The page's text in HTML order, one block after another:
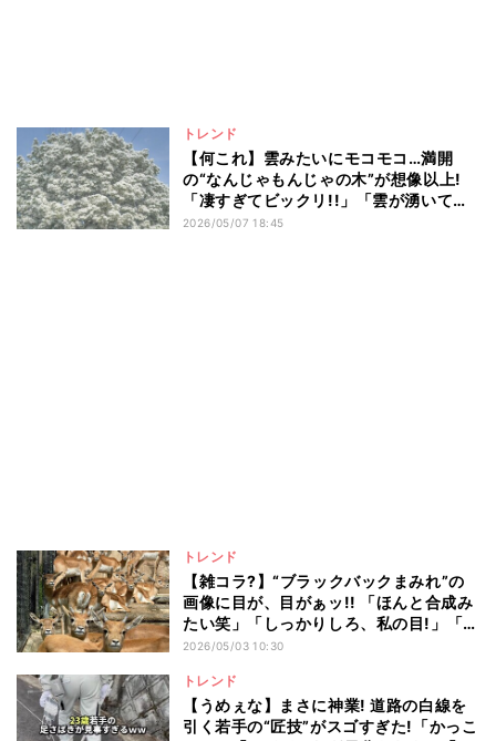
トレンド
【何これ】雲みたいにモコモコ…満開
の“なんじゃもんじゃの木”が想像以上!
「凄すぎてビックリ!!」「雲が湧いてく
る」「こんなモコモコは初めて」
2026/05/07 18:45
トレンド
【雑コラ?】“ブラックバックまみれ”の
画像に目が、目がぁッ!! 「ほんと合成み
たい笑」「しっかりしろ、私の目!」「肉
食動物の気持ちがわかる」と話題
2026/05/03 10:30
トレンド
【うめぇな】まさに神業! 道路の白線を
引く若手の“匠技”がスゴすぎた!「かっこ